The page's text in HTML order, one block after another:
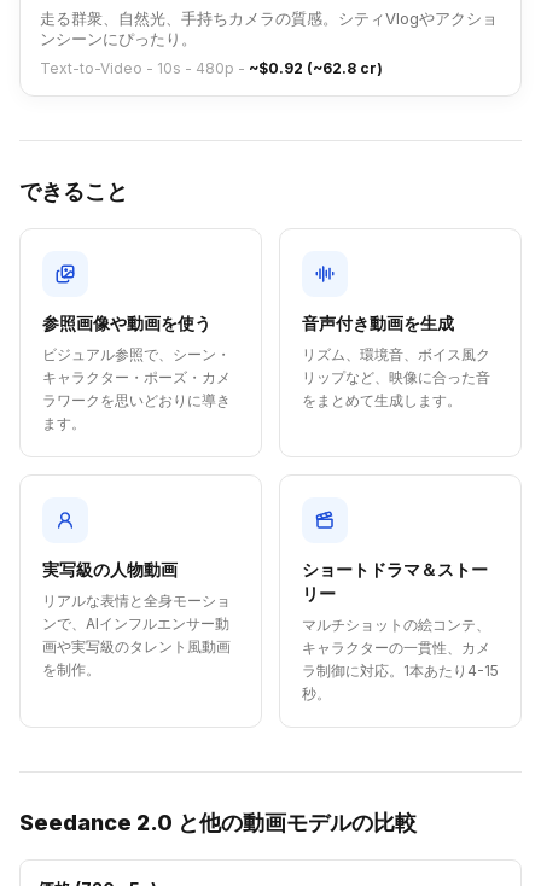
走る群衆、自然光、手持ちカメラの質感。シティVlogやアクショ
ンシーンにぴったり。
Text-to-Video - 10s - 480p - ~$0.92 (~62.8 cr)
できること
参照画像や動画を使う
ビジュアル参照で、シーン・
キャラクター・ポーズ・カメ
ラワークを思いどおりに導き
ます。
音声付き動画を生成
リズム、環境音、ボイス風ク
リップなど、映像に合った音
をまとめて生成します。
実写級の人物動画
リアルな表情と全身モーショ
ンで、AIインフルエンサー動
画や実写級のタレント風動画
を制作。
ショートドラマ＆ストー
リー
マルチショットの絵コンテ、
キャラクターの一貫性、カメ
ラ制御に対応。1本あたり4-15
秒。
Seedance 2.0 と他の動画モデルの比較